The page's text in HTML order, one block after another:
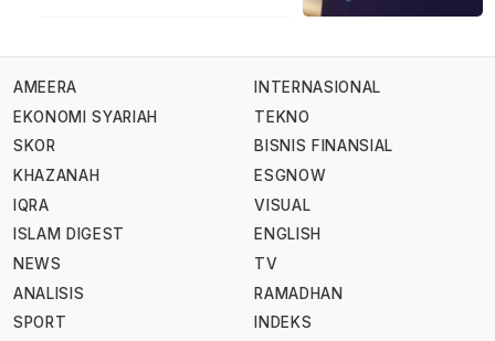
AMEERA
EKONOMI SYARIAH
SKOR
KHAZANAH
IQRA
ISLAM DIGEST
NEWS
ANALISIS
SPORT
INTERNASIONAL
TEKNO
BISNIS FINANSIAL
ESGNOW
VISUAL
ENGLISH
TV
RAMADHAN
INDEKS